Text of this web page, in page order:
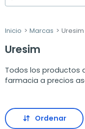
Inicio Marcas Uresim
Uresim
Todos los productos
farmacia a precios
Ordenar